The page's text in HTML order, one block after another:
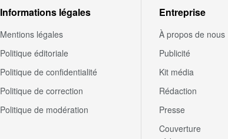
Informations légales
Mentions légales
Politique éditoriale
Politique de confidentialité
Politique de correction
Politique de modération
Entreprise
À propos de nous
Publicité
Kit média
Rédaction
Presse
Couverture